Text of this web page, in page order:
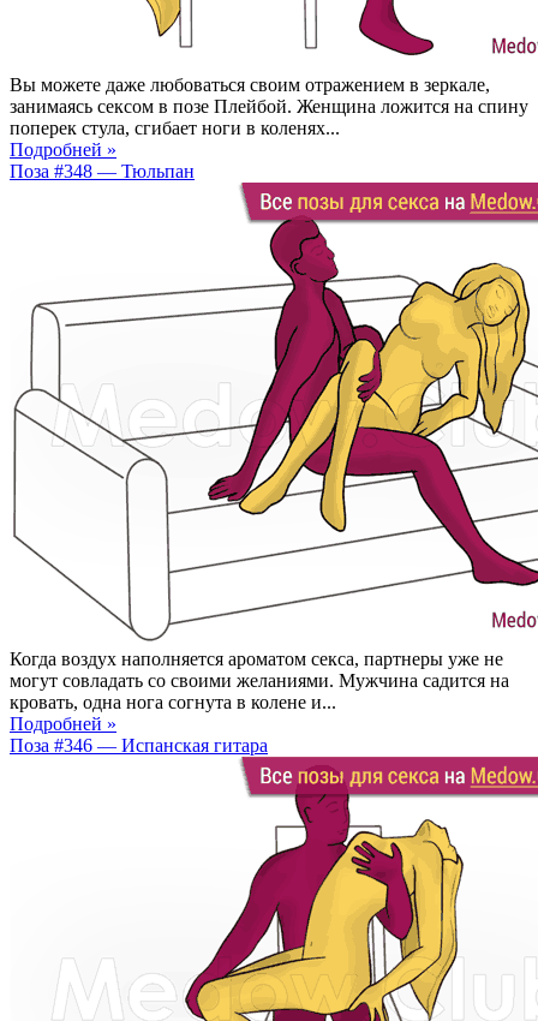
Вы можете даже любоваться своим отражением в зеркале,
занимаясь сексом в позе Плейбой. Женщина ложится на спину
поперек стула, сгибает ноги в коленях...
Подробней »
Поза #348 — Тюльпан
Когда воздух наполняется ароматом секса, партнеры уже не
могут совладать со своими желаниями. Мужчина садится на
кровать, одна нога согнута в колене и...
Подробней »
Поза #346 — Испанская гитара